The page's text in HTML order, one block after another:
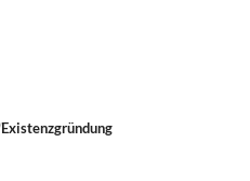
Existenzgründung